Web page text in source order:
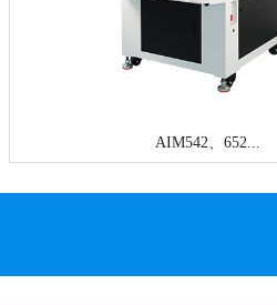
AIM542、652...